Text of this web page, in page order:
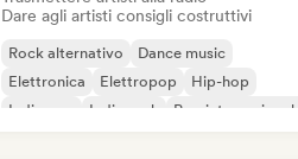
Dare agli artisti consigli costruttivi
Rock alternativo
Dance music
Elettronica
Elettropop
Hip-hop
Indie pop
Indie rock Pop internazionale